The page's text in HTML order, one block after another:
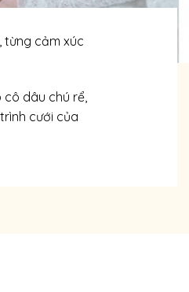
từng cảm xúc
dâu chú rể,
cưới của